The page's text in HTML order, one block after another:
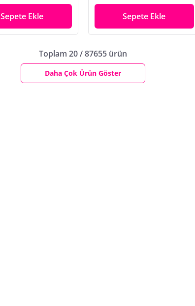
Sepete Ekle Sepete Ekle
Toplam 20 / 87655 ürün
Daha Çok Ürün Göster